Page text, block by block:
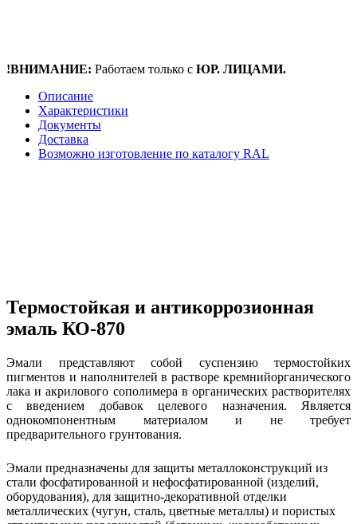
!ВНИМАНИЕ: Работаем только с ЮР. ЛИЦАМИ.
Описание
Характеристики
Документы
Доставка
Возможно изготовление по каталогу RAL
Термостойкая и антикоррозионная
эмаль КО-870
Эмали представляют собой суспензию термостойких
пигментов и наполнителей в растворе кремнийорганического
лака и акрилового сополимера в органических растворителях
с введением добавок целевого назначения. Является
однокомпонентным материалом и не требует
предварительного грунтования.
Эмали предназначены для защиты металлоконструкций из
стали фосфатированной и нефосфатированной (изделий,
оборудования), для защитно-декоративной отделки
металлических (чугун, сталь, цветные металлы) и пористых